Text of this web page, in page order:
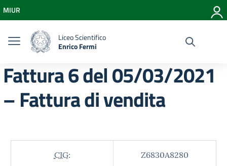
Vai al menu di navigazione
Vai al footer
MIUR
Liceo Scientifico
Enrico Fermi
Fattura 6 del 05/03/2021
– Fattura di vendita
CIG: Z6830A8280